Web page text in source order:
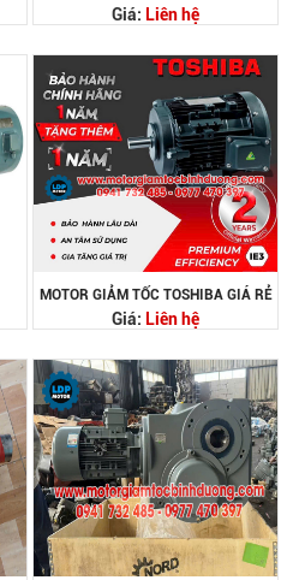
Giá: Liên hệ
MOTOR GIẢM TỐC TOSHIBA GIÁ RẺ
Giá: Liên hệ